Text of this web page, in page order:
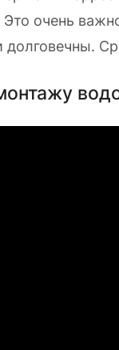
очень
долговечны.